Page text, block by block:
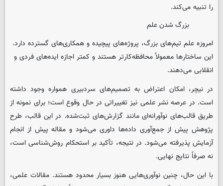
را تنبیه می‌کند.
بزرگ شدن علم
امروزه علم تیم‌های بزرگ، پروژه‌های پیچیده و همکاری‌های گسترده دارد.
این ساختارها معمولاً محافظه‌کارتر هستند و کمتر اجازه ایده‌های فردی و
انقلابی می‌دهند.
در نیچر، امکان اعتراض به تصمیم‌های سردبیری همواره وجود داشته
است. در عرصه نشر علمی نیز تغییراتی در حال وقوع است؛ برای نمونه از
طریق قالب‌های نوآورانه‌ای مانند گزارش‌های ثبت‌شده. در این قالب، طرح
پژوهش پیش از جمع‌آوری داده‌ها داوری می‌شود و مقاله پیش از انجام
آزمایش پذیرفته می‌شود. در نتیجه، تأکید بر استحکام روش‌شناسی است،
نه صرفاً نتایج نهایی.
با این حال، چنین نوآوری‌هایی هنوز بسیار محدود هستند. مقالات علمی،